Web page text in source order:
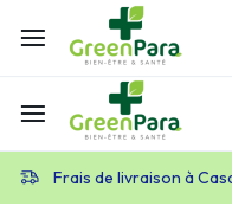
Frais de livraison à